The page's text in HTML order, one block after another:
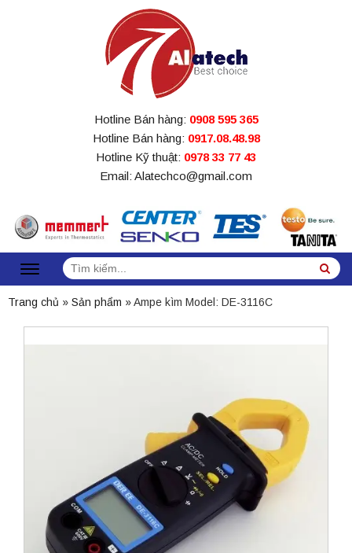
Hotline Bán hàng: 0908 595 365
Hotline Bán hàng: 0917.08.48.98
Hotline Kỹ thuật: 0978 33 77 43
Email: Alatechco@gmail.com
Tìm
kiếm:
Trang chủ » Sản phẩm »Ampe kìm Model: DE-3116C